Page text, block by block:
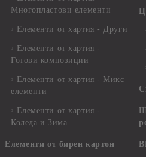
Многопластови елементи
Елементи от хартия - Други
Елементи от хартия -
Готови композиции
Елементи от хартия - Микс
елементи
Елементи от хартия -
Коледа и Зима
Елементи от бирен картон